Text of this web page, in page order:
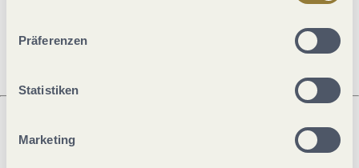
ablehnen" kann es zu Beeinträchtigungen in der Nutzung
Präferenzen
Statistiken
Marketing
Was möchtest du als nächstes tun?